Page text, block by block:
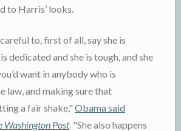
to Harris’ looks.
to, first of all, say she is
dedicated and she is tough, and she
want in anybody who is
law, and making sure that
a fair shake," Obama said
Washington Post. "She also happens